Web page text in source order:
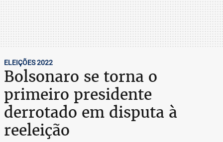
ELEIÇÕES 2022
Bolsonaro se torna o
primeiro presidente
derrotado em disputa à
reeleição